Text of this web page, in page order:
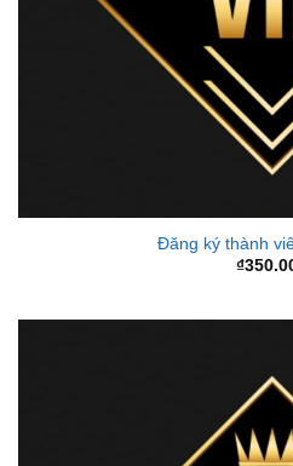
Đăng ký thành
₫